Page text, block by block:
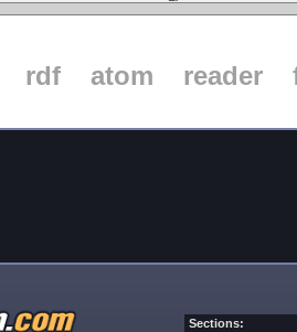
rdf atom reader
Sections: